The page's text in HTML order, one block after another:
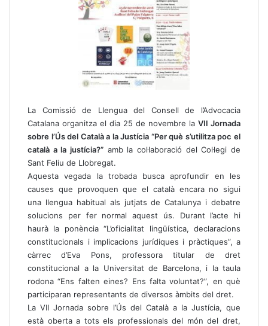
La Comissió de Llengua del Consell de l’Advocacia
Catalana organitza el dia 25 de novembre la VII Jornada
sobre l’Ús del Català a la Justícia “Per què s’utilitza poc el
català a la justícia?” amb la col·laboració del Col·legi de
Sant Feliu de Llobregat.
Aquesta vegada la trobada busca aprofundir en les
causes que provoquen que el català encara no sigui
una llengua habitual als jutjats de Catalunya i debatre
solucions per fer normal aquest ús. Durant l’acte hi
haurà la ponència “L’oficialitat lingüística, declaracions
constitucionals i implicacions jurídiques i pràctiques”, a
càrrec d’Eva Pons, professora titular de dret
constitucional a la Universitat de Barcelona, i la taula
rodona “Ens falten eines? Ens falta voluntat?”, en què
participaran representants de diversos àmbits del dret.
La VII Jornada sobre l’Ús del Català a la Justícia, que
està oberta a tots els professionals del món del dret,